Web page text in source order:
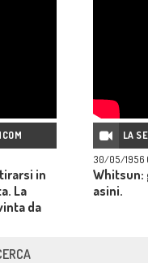
in
La
da
LA
30/05/1956
Whitsun:
asini.